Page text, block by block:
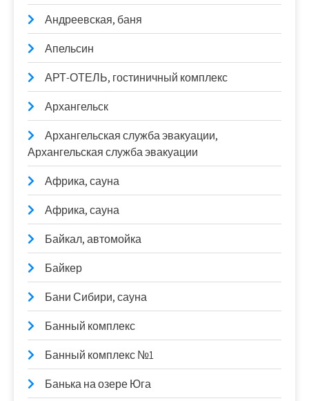
Андреевская, баня
Апельсин
АРТ-ОТЕЛЬ, гостиничный комплекс
Архангельск
Архангельская служба эвакуации,
Архангельская служба эвакуации
Африка, сауна
Африка, сауна
Байкал, автомойка
Байкер
Бани Сибири, сауна
Банный комплекс
Банный комплекс №1
Банька на озере Юга